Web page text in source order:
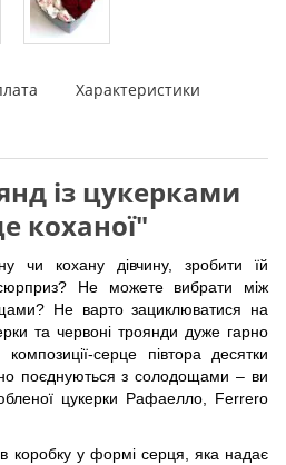
Характеристики
із цукерками
коханої"
чи кохану дівчину, зробити їй
Не можете вибрати між
Не варто зациклюватися на
та червоні троянди дуже гарно
серце півтора десятки
поєднуються з солодощами – ви
цукерки Рафаелло, Ferrero
в коробку у формі серця, яка надає